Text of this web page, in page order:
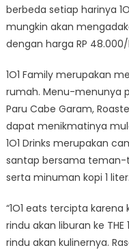
berbeda setiap harinya
mungkin akan
dengan harga RP
1O1 Family merupakan
rumah. Menu-menunya
Paru Cabe Garam,
dapat menikmatinya
1O1 Drinks merupakan
santap bersama teman-
serta minuman kopi 1 liter.
“1O1 eats tercipta
rindu akan liburan ke
rindu akan kulinernya.